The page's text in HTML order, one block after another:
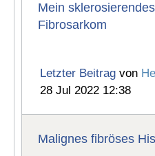
Mein
Fibrosarkom
Letzter Beitrag von
28 Jul 2022 12:38
Malignes fibröses